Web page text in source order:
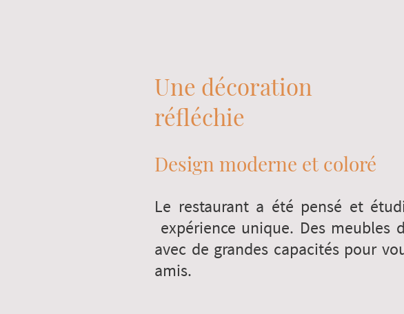
Une décoration
réfléchie
Design moderne et coloré
Le restaurant a été pensé et
expérience unique. Des
avec de grandes capacités pour
amis.